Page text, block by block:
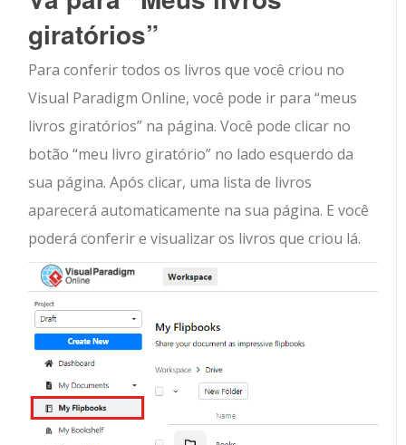
giratórios”
Para conferir todos os livros que você criou no
Visual Paradigm Online, você pode ir para “meus
livros giratórios” na página. Você pode clicar no
botão “meu livro giratório” no lado esquerdo da
sua página. Após clicar, uma lista de livros
aparecerá automaticamente na sua página. E você
poderá conferir e visualizar os livros que criou lá.